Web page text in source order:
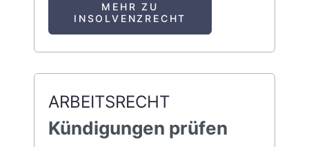
MEHR ZU
INSOLVENZRECHT
ARBEITSRECHT
Kündigungen prüfen